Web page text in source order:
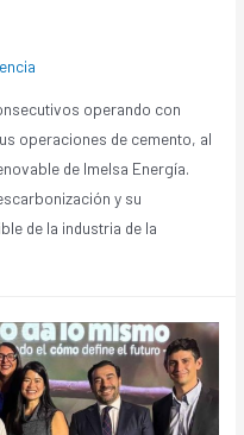
operando con
operaciones de cemento, al
de Imelsa Energía.
y su
de la industria de la